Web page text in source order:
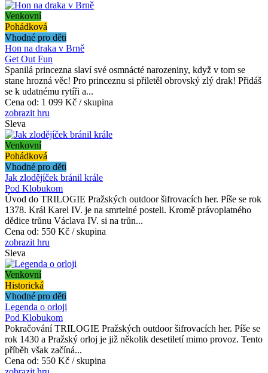
Venkovní
Pohádková
Vhodné pro děti
Hon na draka v Brně
Get Out Fun
Spanilá princezna slaví své osmnácté narozeniny, když v tom se
stane hrozná věc! Pro princeznu si přiletěl obrovský zlý drak! Přidáš
se k udatnému rytíři a...
Cena od: 1 099 Kč / skupina
zobrazit hru
Sleva
Venkovní
Pohádková
Vhodné pro děti
Jak zlodějíček bránil krále
Pod Klobukom
Úvod do TRILOGIE Pražských outdoor šifrovacích her. Píše se rok
1378. Král Karel IV. je na smrtelné posteli. Kromě právoplatného
dědice trůnu Václava IV. si na trůn...
Cena od: 550 Kč / skupina
zobrazit hru
Sleva
Venkovní
Historická
Vhodné pro děti
Legenda o orloji
Pod Klobukom
Pokračování TRILOGIE Pražských outdoor šifrovacích her. Píše se
rok 1430 a Pražský orloj je již několik desetiletí mimo provoz. Tento
příběh však začíná...
Cena od: 550 Kč / skupina